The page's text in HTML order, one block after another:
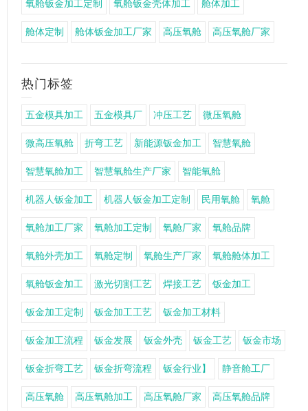
氧舱钣金加工定制 氧舱钣金壳体加工 舱体加工
舱体定制 舱体钣金加工厂家 高压氧舱 高压氧舱厂家
热门标签
五金模具加工 五金模具厂 冲压工艺 微压氧舱
微高压氧舱 折弯工艺 新能源钣金加工 智慧氧舱
智慧氧舱加工 智慧氧舱生产厂家 智能氧舱
机器人钣金加工 机器人钣金加工定制 民用氧舱 氧舱
氧舱加工厂家 氧舱加工定制 氧舱厂家 氧舱品牌
氧舱外壳加工 氧舱定制 氧舱生产厂家 氧舱舱体加工
氧舱钣金加工 激光切割工艺 焊接工艺 钣金加工
钣金加工定制 钣金加工工艺 钣金加工材料
钣金加工流程 钣金发展 钣金外壳 钣金工艺 钣金市场
钣金折弯工艺 钣金折弯流程 钣金行业】 静音舱工厂
高压氧舱 高压氧舱加工 高压氧舱厂家 高压氧舱品牌